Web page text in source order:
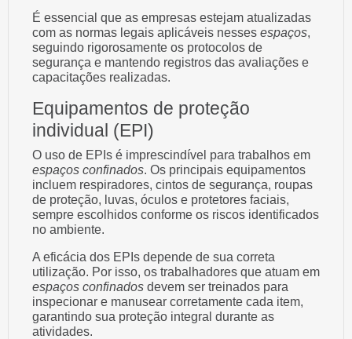
É essencial que as empresas estejam atualizadas
com as normas legais aplicáveis nesses espaços,
seguindo rigorosamente os protocolos de
segurança e mantendo registros das avaliações e
capacitações realizadas.
Equipamentos de proteção
individual (EPI)
O uso de EPIs é imprescindível para trabalhos em
espaços confinados. Os principais equipamentos
incluem respiradores, cintos de segurança, roupas
de proteção, luvas, óculos e protetores faciais,
sempre escolhidos conforme os riscos identificados
no ambiente.
A eficácia dos EPIs depende de sua correta
utilização. Por isso, os trabalhadores que atuam em
espaços confinados devem ser treinados para
inspecionar e manusear corretamente cada item,
garantindo sua proteção integral durante as
atividades.